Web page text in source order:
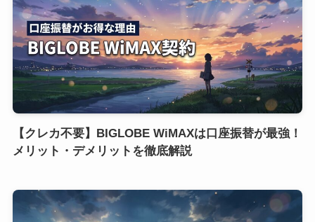
【クレカ不要】BIGLOBE WiMAXは口座振替が最強！
メリット・デメリットを徹底解説